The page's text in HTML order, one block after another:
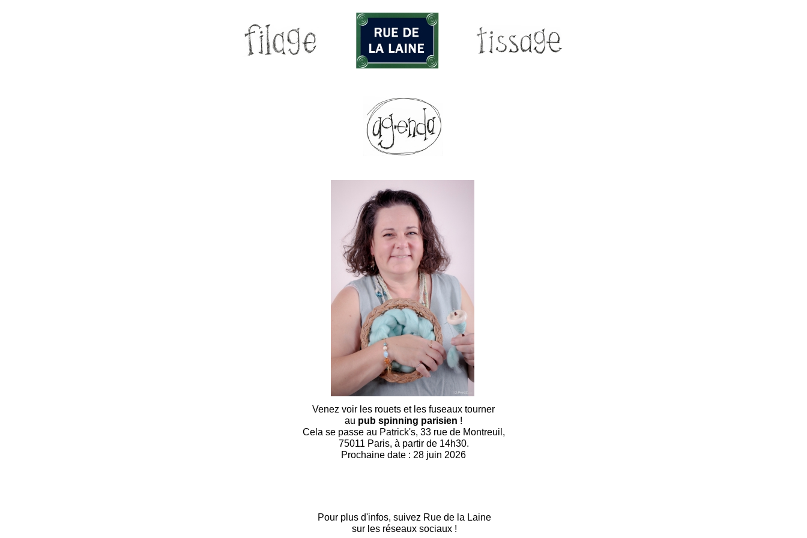
Pour plus d'infos, suivez Rue de la Laine
sur les réseaux sociaux !
Venez voir les rouets et les fuseaux tourner
au pub spinning parisien !
Cela se passe au Patrick's, 33 rue de Montreuil,
75011 Paris, à partir de 14h30.
Prochaine date : 28 juin 2026